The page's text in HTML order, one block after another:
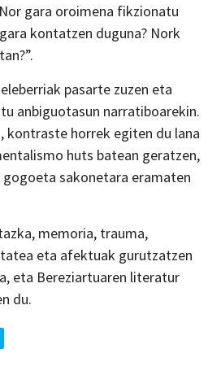
gara oroimena fikzionatu
kontatzen duguna? Nork
pasarte zuzen eta
anbiguotasun narratiboarekin.
kontraste horrek egiten du lana
huts batean geratzen,
sakonetara eramaten
memoria, trauma,
eta afektuak gurutzatzen
eta Bereziartuaren literatur
du.